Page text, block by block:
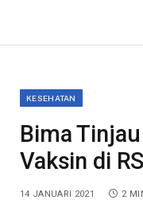
KESEHATAN
Bima
Vaksin di
14 JANUARI 2021 2